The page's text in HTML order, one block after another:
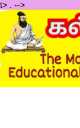
t> -->